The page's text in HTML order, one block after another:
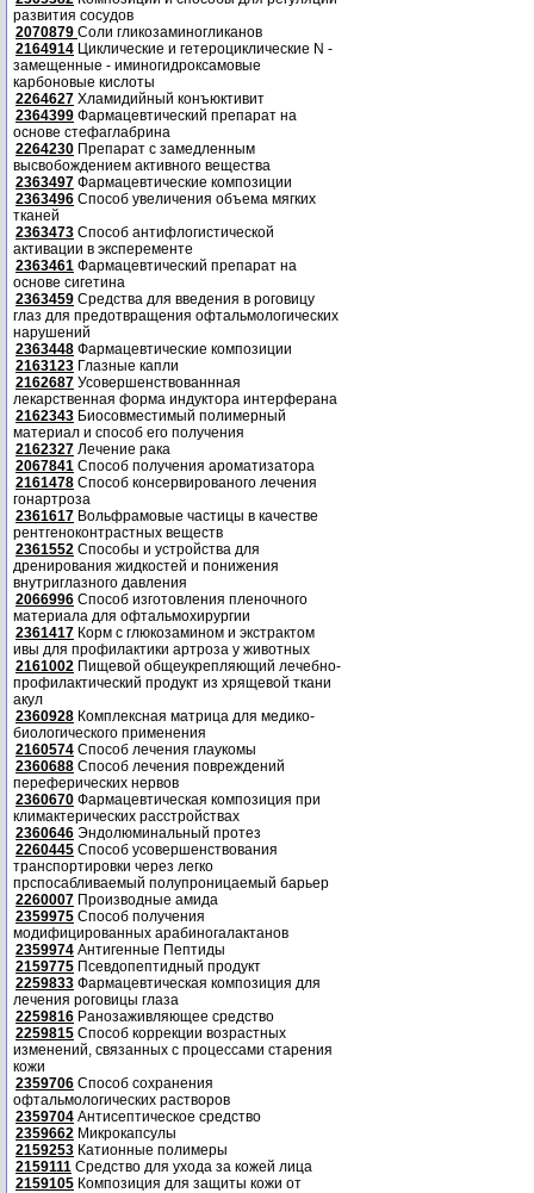
развития сосудов
2070879 Соли гликозаминогликанов
2164914 Циклические и гетероциклические N -
замещенные - иминогидроксамовые
карбоновые кислоты
2264627 Хламидийный конъюктивит
2364399 Фармацевтический препарат на
основе стефаглабрина
2264230 Препарат с замедленным
высвобождением активного вещества
2363497 Фармацевтические композиции
2363496 Способ увеличения объема мягких
тканей
2363473 Способ антифлогистической
активации в эксперементе
2363461 Фармацевтический препарат на
основе сигетина
2363459 Средства для введения в роговицу
глаз для предотвращения офтальмологических
нарушений
2363448 Фармацевтические композиции
2163123 Глазные капли
2162687 Усовершенствованнная
лекарственная форма индуктора интерферана
2162343 Биосовместимый полимерный
материал и способ его получения
2162327 Лечение рака
2067841 Способ получения ароматизатора
2161478 Способ консервированого лечения
гонартроза
2361617 Вольфрамовые частицы в качестве
рентгеноконтрастных веществ
2361552 Способы и устройства для
дренирования жидкостей и понижения
внутриглазного давления
2066996 Способ изготовления пленочного
материала для офтальмохирургии
2361417 Корм с глюкозамином и экстрактом
ивы для профилактики артроза у животных
2161002 Пищевой общеукрепляющий лечебно-
профилактический продукт из хрящевой ткани
акул
2360928 Комплексная матрица для медико-
биологического применения
2160574 Способ лечения глаукомы
2360688 Способ лечения повреждений
переферических нервов
2360670 Фармацевтическая композиция при
климактерических расстройствах
2360646 Эндолюминальный протез
2260445 Способ усовершенствования
транспортировки через легко
прспосабливаемый полупроницаемый барьер
2260007 Производные амида
2359975 Способ получения
модифицированных арабиногалактанов
2359974 Антигенные Пептиды
2159775 Псевдопептидный продукт
2259833 Фармацевтическая композиция для
лечения роговицы глаза
2259816 Ранозаживляющее средство
2259815 Способ коррекции возрастных
изменений, связанных с процессами старения
кожи
2359706 Способ сохранения
офтальмологических растворов
2359704 Антисептическое средство
2359662 Микрокапсулы
2159253 Катионные полимеры
2159111 Средство для ухода за кожей лица
2159105 Композиция для защиты кожи от